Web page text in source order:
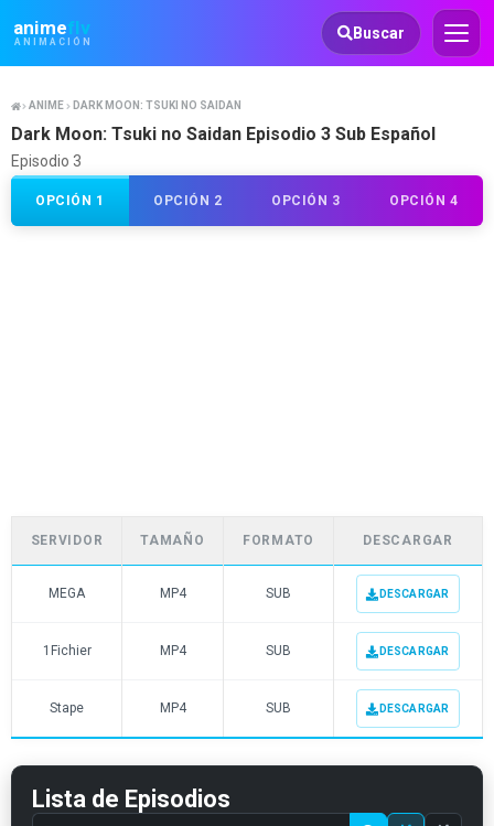
animeflv
ANIMACIÓN
Animeflv Buscar
ANIME DARK MOON: TSUKI NO SAIDAN
Dark Moon: Tsuki no Saidan Episodio 3 Sub Español
Episodio 3
OPCIÓN 1 OPCIÓN 2 OPCIÓN 3 OPCIÓN 4
SERVIDOR TAMAÑO FORMATO DESCARGAR
MEGA MP4 SUB DESCARGAR
1Fichier MP4 SUB DESCARGAR
Stape MP4 SUB DESCARGAR
Lista de Episodios